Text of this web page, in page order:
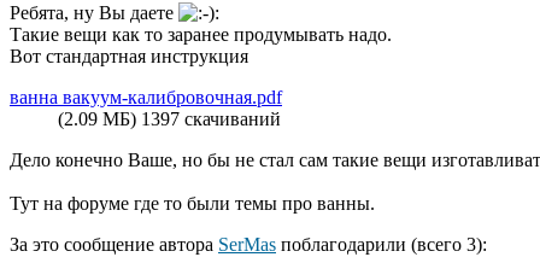
Ребята, ну Вы даете
Такие вещи как то заранее продумывать надо.
Вот стандартная инструкция
ванна вакуум-калибровочная.pdf
(2.09 МБ) 1397 скачиваний
Дело конечно Ваше, но бы не стал сам такие вещи
Тут на форуме где то были темы про ванны.
За это сообщение автора SerMas поблагодарили (всего 3):